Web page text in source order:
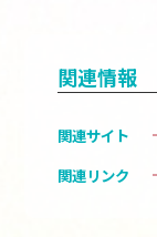
関連情報
関連サイト
関連リンク